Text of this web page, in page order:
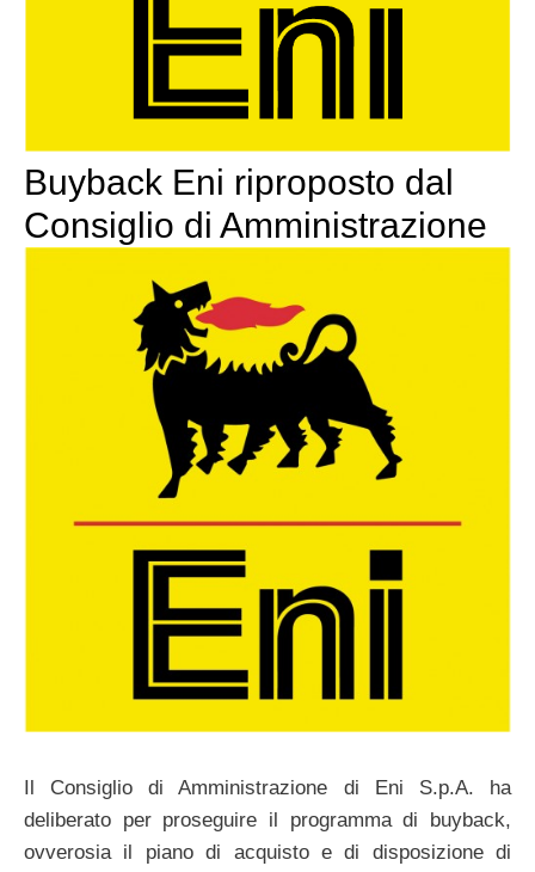
Buyback Eni riproposto dal
Consiglio di Amministrazione
Il Consiglio di Amministrazione di Eni S.p.A. ha
deliberato per proseguire il programma di buyback,
ovverosia il piano di acquisto e di disposizione di